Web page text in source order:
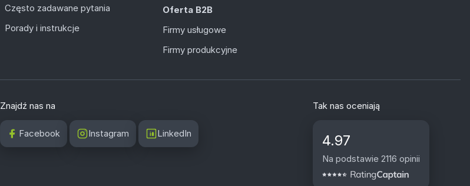
Często zadawane pytania
Porady i instrukcje
Oferta B2B
Firmy usługowe
Firmy produkcyjne
Znajdź nas na
Facebook Instagram LinkedIn
Tak nas oceniają
4.97
Na podstawie 2116 opinii